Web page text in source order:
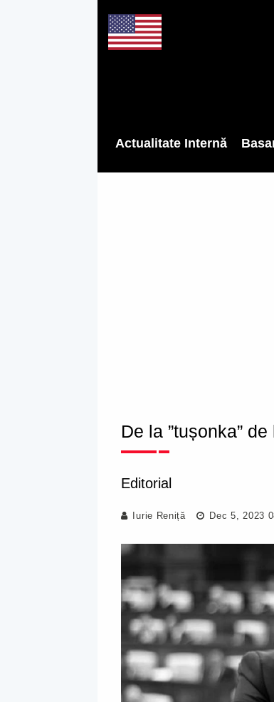
Actualitate Internă
De la ”tușonka”
Editorial
Iurie Reniță Dec 5, 2023